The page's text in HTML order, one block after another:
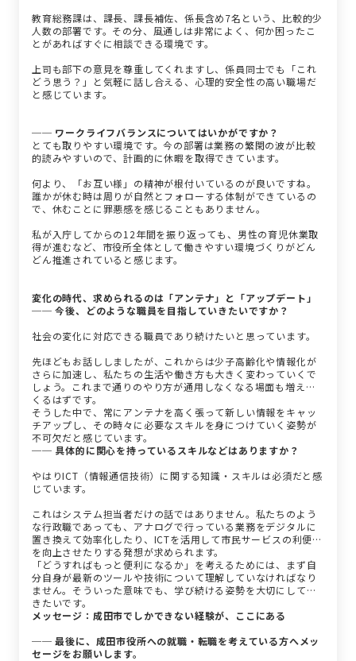
教育総務課は、課長、課長補佐、係長含め7名という、比較的少
人数の部署です。その分、風通しは非常によく、何か困ったこ
とがあればすぐに相談できる環境です。
上司も部下の意見を尊重してくれますし、係員同士でも「これ
どう思う？」と気軽に話し合える、心理的安全性の高い職場だ
と感じています。
── ワークライフバランスについてはいかがですか？
とても取りやすい環境です。今の部署は業務の繁閑の波が比較
的読みやすいので、計画的に休暇を取得できています。
何より、「お互い様」の精神が根付いているのが良いですね。
誰かが休む時は周りが自然とフォローする体制ができているの
で、休むことに罪悪感を感じることもありません。
私が入庁してからの12年間を振り返っても、男性の育児休業取
得が進むなど、市役所全体として働きやすい環境づくりがどん
どん推進されていると感じます。
変化の時代、求められるのは「アンテナ」と「アップデート」
── 今後、どのような職員を目指していきたいですか？
社会の変化に対応できる職員であり続けたいと思っています。
先ほどもお話ししましたが、これからは少子高齢化や情報化が
さらに加速し、私たちの生活や働き方も大きく変わっていくで
しょう。これまで通りのやり方が通用しなくなる場面も増えて
くるはずです。
そうした中で、常にアンテナを高く張って新しい情報をキャッ
チアップし、その時々に必要なスキルを身につけていく姿勢が
不可欠だと感じています。
── 具体的に関心を持っているスキルなどはありますか？
やはりICT（情報通信技術）に関する知識・スキルは必須だと感
じています。
これはシステム担当者だけの話ではありません。私たちのよう
な行政職であっても、アナログで行っている業務をデジタルに
置き換えて効率化したり、ICTを活用して市民サービスの利便性
を向上させたりする発想が求められます。
「どうすればもっと便利になるか」を考えるためには、まず自
分自身が最新のツールや技術について理解していなければなり
ません。そういった意味でも、学び続ける姿勢を大切にしてい
きたいです。
メッセージ：成田市でしかできない経験が、ここにある
── 最後に、成田市役所への就職・転職を考えている方へメッ
セージをお願いします。